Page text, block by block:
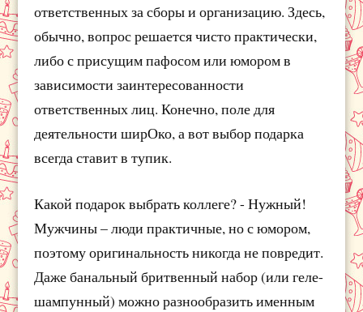
ответственных за сборы и организацию. Здесь,
обычно, вопрос решается чисто практически,
либо с присущим пафосом или юмором в
зависимости заинтересованности
ответственных лиц. Конечно, поле для
деятельности ширОко, а вот выбор подарка
всегда ставит в тупик.
Какой подарок выбрать коллеге? - Нужный!
Мужчины – люди практичные, но с юмором,
поэтому оригинальность никогда не повредит.
Даже банальный бритвенный набор (или геле-
шампунный) можно разнообразить именным